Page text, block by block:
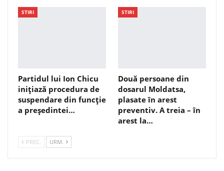
STIRI
Partidul lui Ion Chicu
inițiază procedura de
suspendare din funcție
a președintei…
STIRI
Două persoane din
dosarul Moldatsa,
plasate în arest
preventiv. A treia – în
arest la…
PREC. URM.